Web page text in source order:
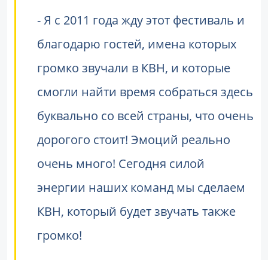
- Я с 2011 года жду этот фестиваль и
благодарю гостей, имена которых
громко звучали в КВН, и которые
смогли найти время собраться здесь
буквально со всей страны, что очень
дорогого стоит! Эмоций реально
очень много! Сегодня силой
энергии наших команд мы сделаем
КВН, который будет звучать также
громко!